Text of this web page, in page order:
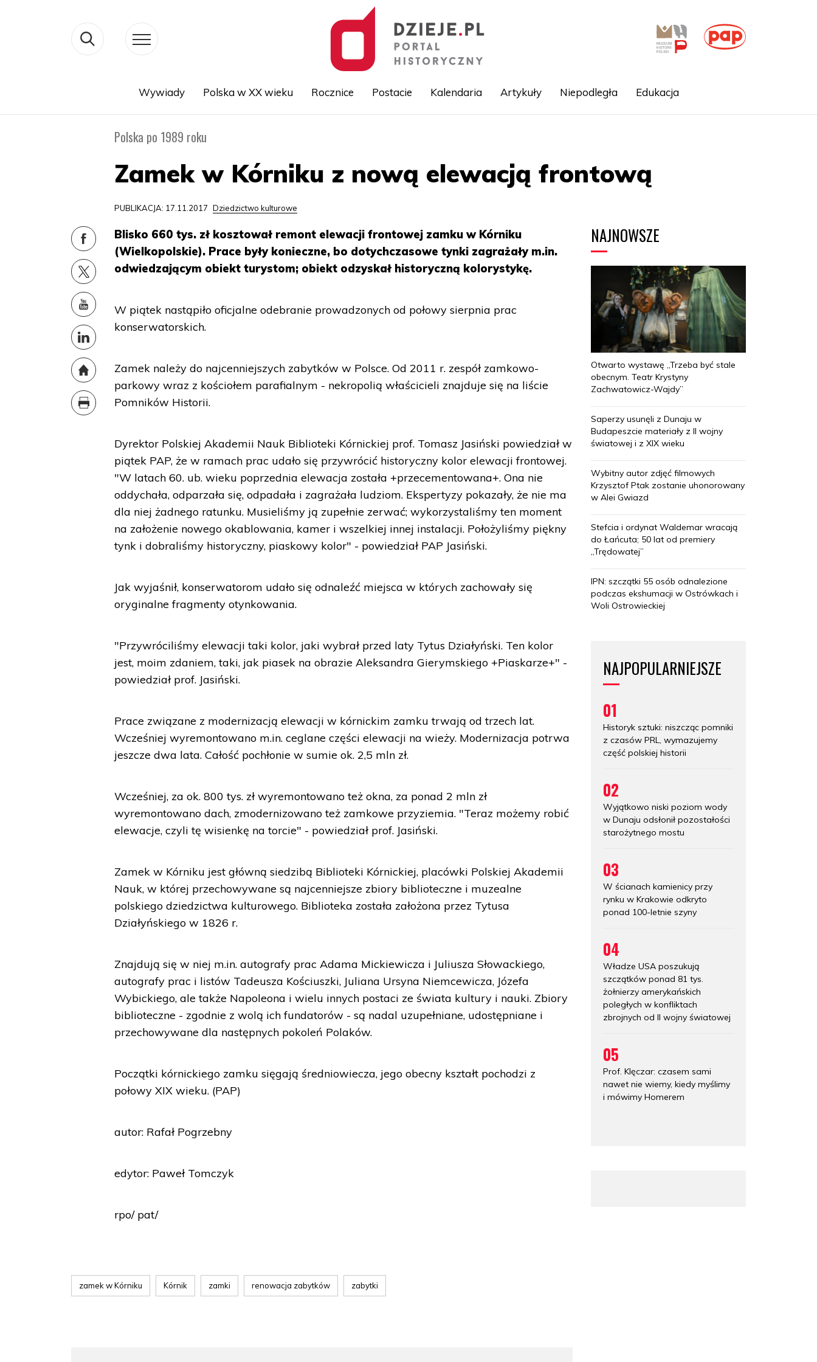
Wywiady Polska w XX wieku Rocznice Postacie Kalendaria Artykuły Niepodległa Edukacja
Polska po 1989 roku
Zamek w Kórniku z nową elewacją frontową
PUBLIKACJA: 17.11.2017 Dziedzictwo kulturowe
Blisko 660 tys. zł kosztował remont elewacji frontowej zamku w Kórniku
(Wielkopolskie). Prace były konieczne, bo dotychczasowe tynki zagrażały m.in.
odwiedzającym obiekt turystom; obiekt odzyskał historyczną kolorystykę.
W piątek nastąpiło oficjalne odebranie prowadzonych od połowy sierpnia prac
konserwatorskich.
Zamek należy do najcenniejszych zabytków w Polsce. Od 2011 r. zespół zamkowo-
parkowy wraz z kościołem parafialnym - nekropolią właścicieli znajduje się na liście
Pomników Historii.
Dyrektor Polskiej Akademii Nauk Biblioteki Kórnickiej prof. Tomasz Jasiński powiedział w
piątek PAP, że w ramach prac udało się przywrócić historyczny kolor elewacji frontowej.
"W latach 60. ub. wieku poprzednia elewacja została +przecementowana+. Ona nie
oddychała, odparzała się, odpadała i zagrażała ludziom. Ekspertyzy pokazały, że nie ma
dla niej żadnego ratunku. Musieliśmy ją zupełnie zerwać; wykorzystaliśmy ten moment
na założenie nowego okablowania, kamer i wszelkiej innej instalacji. Położyliśmy piękny
tynk i dobraliśmy historyczny, piaskowy kolor" - powiedział PAP Jasiński.
Jak wyjaśnił, konserwatorom udało się odnaleźć miejsca w których zachowały się
oryginalne fragmenty otynkowania.
"Przywróciliśmy elewacji taki kolor, jaki wybrał przed laty Tytus Działyński. Ten kolor
jest, moim zdaniem, taki, jak piasek na obrazie Aleksandra Gierymskiego +Piaskarze+" -
powiedział prof. Jasiński.
Prace związane z modernizacją elewacji w kórnickim zamku trwają od trzech lat.
Wcześniej wyremontowano m.in. ceglane części elewacji na wieży. Modernizacja potrwa
jeszcze dwa lata. Całość pochłonie w sumie ok. 2,5 mln zł.
Wcześniej, za ok. 800 tys. zł wyremontowano też okna, za ponad 2 mln zł
wyremontowano dach, zmodernizowano też zamkowe przyziemia. "Teraz możemy robić
elewacje, czyli tę wisienkę na torcie" - powiedział prof. Jasiński.
Zamek w Kórniku jest główną siedzibą Biblioteki Kórnickiej, placówki Polskiej Akademii
Nauk, w której przechowywane są najcenniejsze zbiory biblioteczne i muzealne
polskiego dziedzictwa kulturowego. Biblioteka została założona przez Tytusa
Działyńskiego w 1826 r.
Znajdują się w niej m.in. autografy prac Adama Mickiewicza i Juliusza Słowackiego,
autografy prac i listów Tadeusza Kościuszki, Juliana Ursyna Niemcewicza, Józefa
Wybickiego, ale także Napoleona i wielu innych postaci ze świata kultury i nauki. Zbiory
biblioteczne - zgodnie z wolą ich fundatorów - są nadal uzupełniane, udostępniane i
przechowywane dla następnych pokoleń Polaków.
Początki kórnickiego zamku sięgają średniowiecza, jego obecny kształt pochodzi z
połowy XIX wieku. (PAP)
autor: Rafał Pogrzebny
edytor: Paweł Tomczyk
rpo/ pat/
zamek w Kórniku Kórnik zamki renowacja zabytków zabytki
NAJNOWSZE
Otwarto wystawę „Trzeba być stale
obecnym. Teatr Krystyny
Zachwatowicz-Wajdy”
Saperzy usunęli z Dunaju w
Budapeszcie materiały z II wojny
światowej i z XIX wieku
Wybitny autor zdjęć filmowych
Krzysztof Ptak zostanie uhonorowany
w Alei Gwiazd
Stefcia i ordynat Waldemar wracają
do Łańcuta; 50 lat od premiery
„Trędowatej”
IPN: szczątki 55 osób odnalezione
podczas ekshumacji w Ostrówkach i
Woli Ostrowieckiej
NAJPOPULARNIEJSZE
01
Historyk sztuki: niszcząc pomniki
z czasów PRL, wymazujemy
część polskiej historii
02
Wyjątkowo niski poziom wody
w Dunaju odsłonił pozostałości
starożytnego mostu
03
W ścianach kamienicy przy
rynku w Krakowie odkryto
ponad 100-letnie szyny
04
Władze USA poszukują
szczątków ponad 81 tys.
żołnierzy amerykańskich
poległych w konfliktach
zbrojnych od II wojny światowej
05
Prof. Klęczar: czasem sami
nawet nie wiemy, kiedy myślimy
i mówimy Homerem